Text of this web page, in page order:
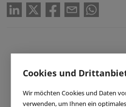
Cookies und
Wir möchten Cookies und Daten
verwenden, um Ihnen ein